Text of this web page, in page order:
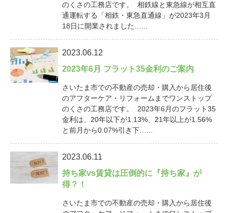
のくさの工務店です。 相鉄線と東急線が相互直
通運転する「相鉄・東急直通線」が2023年3月
18日に開業されました…...
2023.06.12
2023年6月 フラット35金利のご案内
さいたま市での不動産の売却・購入から居住後
のアフターケア・リフォームまでワンストップ
のくさの工務店です。 2023年6月のフラット35
金利は、20年以下が1.13%、21年以上が1.56%
と前月から0.07%引き下…...
2023.06.11
持ち家vs賃貸は圧倒的に『持ち家』が
得？！
さいたま市での不動産の売却・購入から居住後